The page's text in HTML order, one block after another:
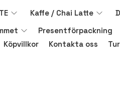
TE Kaffe / Chai Latte
Presentförpackning
Köpvillkor Kontakta oss